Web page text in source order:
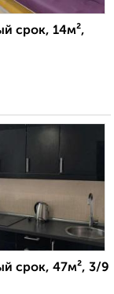
срок, 14м²,
срок, 47м², 3/9